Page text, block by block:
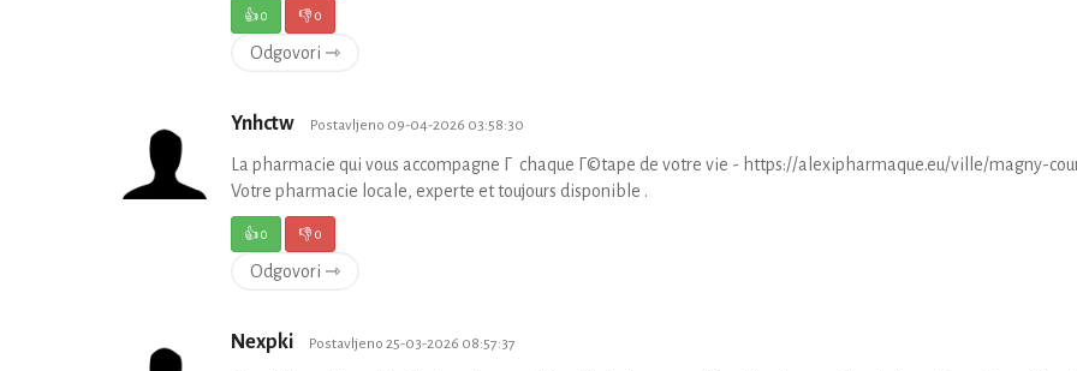
👍0 👎0
Odgovori ⇾
Ynhctw Postavljeno 09-04-2026 03:58:30
La pharmacie qui vous accompagne Г chaque Г©tape de votre vie - https://alexipharmaque.eu/ville/magny-
Votre pharmacie locale, experte et toujours disponible .
👍0 👎0
Odgovori ⇾
Nexpki Postavljeno 25-03-2026 08:57:37